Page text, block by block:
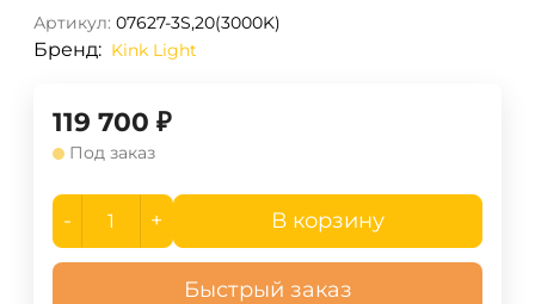
Артикул: 07627-3S,20(3000K)
Бренд: Kink Light
119 700 ₽
Под заказ
- + В корзину
Быстрый заказ